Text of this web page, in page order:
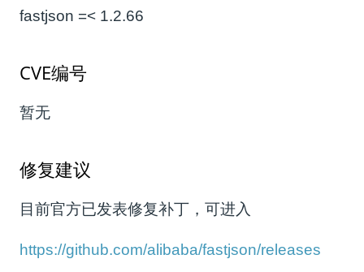
fastjson =< 1.2.66
CVE编号
暂无
修复建议
目前官方已发表修复补丁，可进入
https://github.com/alibaba/fastjson/releases